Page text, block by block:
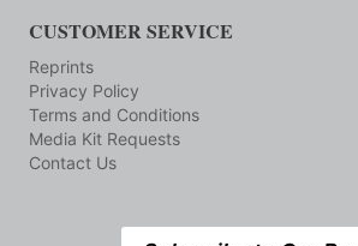
CUSTOMER SERVICE
Reprints
Privacy Policy
Terms and Conditions
Media Kit Requests
Contact Us